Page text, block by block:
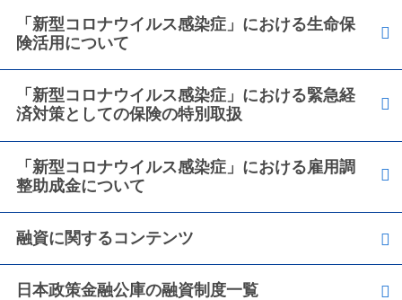
「新型コロナウイルス感染症」における生命保
険活用について
「新型コロナウイルス感染症」における緊急経
済対策としての保険の特別取扱
「新型コロナウイルス感染症」における雇用調
整助成金について
融資に関するコンテンツ
日本政策金融公庫の融資制度一覧